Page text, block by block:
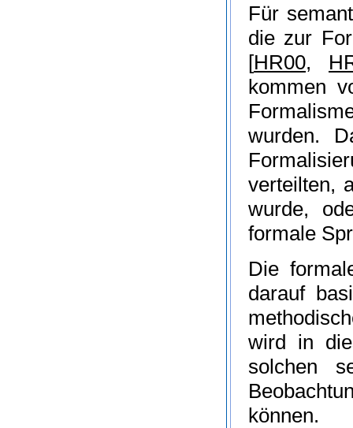
Für
die zur
[HR00,
kommen
wurden.
verteilten,
wurde,
formale
Die
darauf
wird in
solchen
können.